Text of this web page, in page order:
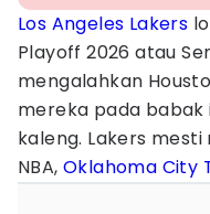
Los Angeles Lakers
Playoff 2026 atau
mengalahkan
mereka pada
kaleng. Lakers
NBA, Oklahoma City